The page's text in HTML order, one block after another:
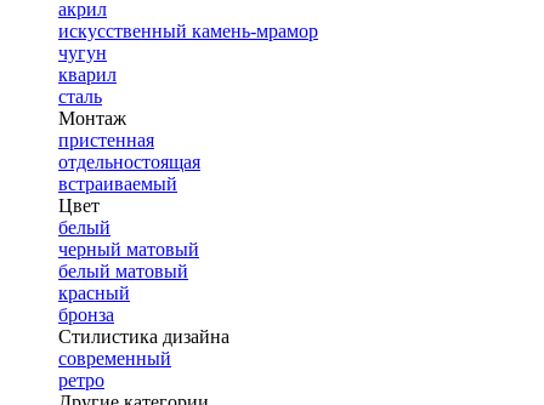
акрил
искусственный камень-мрамор
чугун
кварил
сталь
Монтаж
пристенная
отдельностоящая
встраиваемый
Цвет
белый
черный матовый
белый матовый
красный
бронза
Стилистика дизайна
современный
ретро